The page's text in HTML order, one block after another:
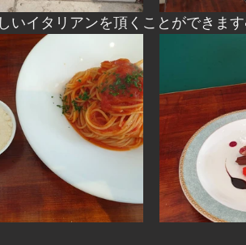
いイタリアンを頂くことができま